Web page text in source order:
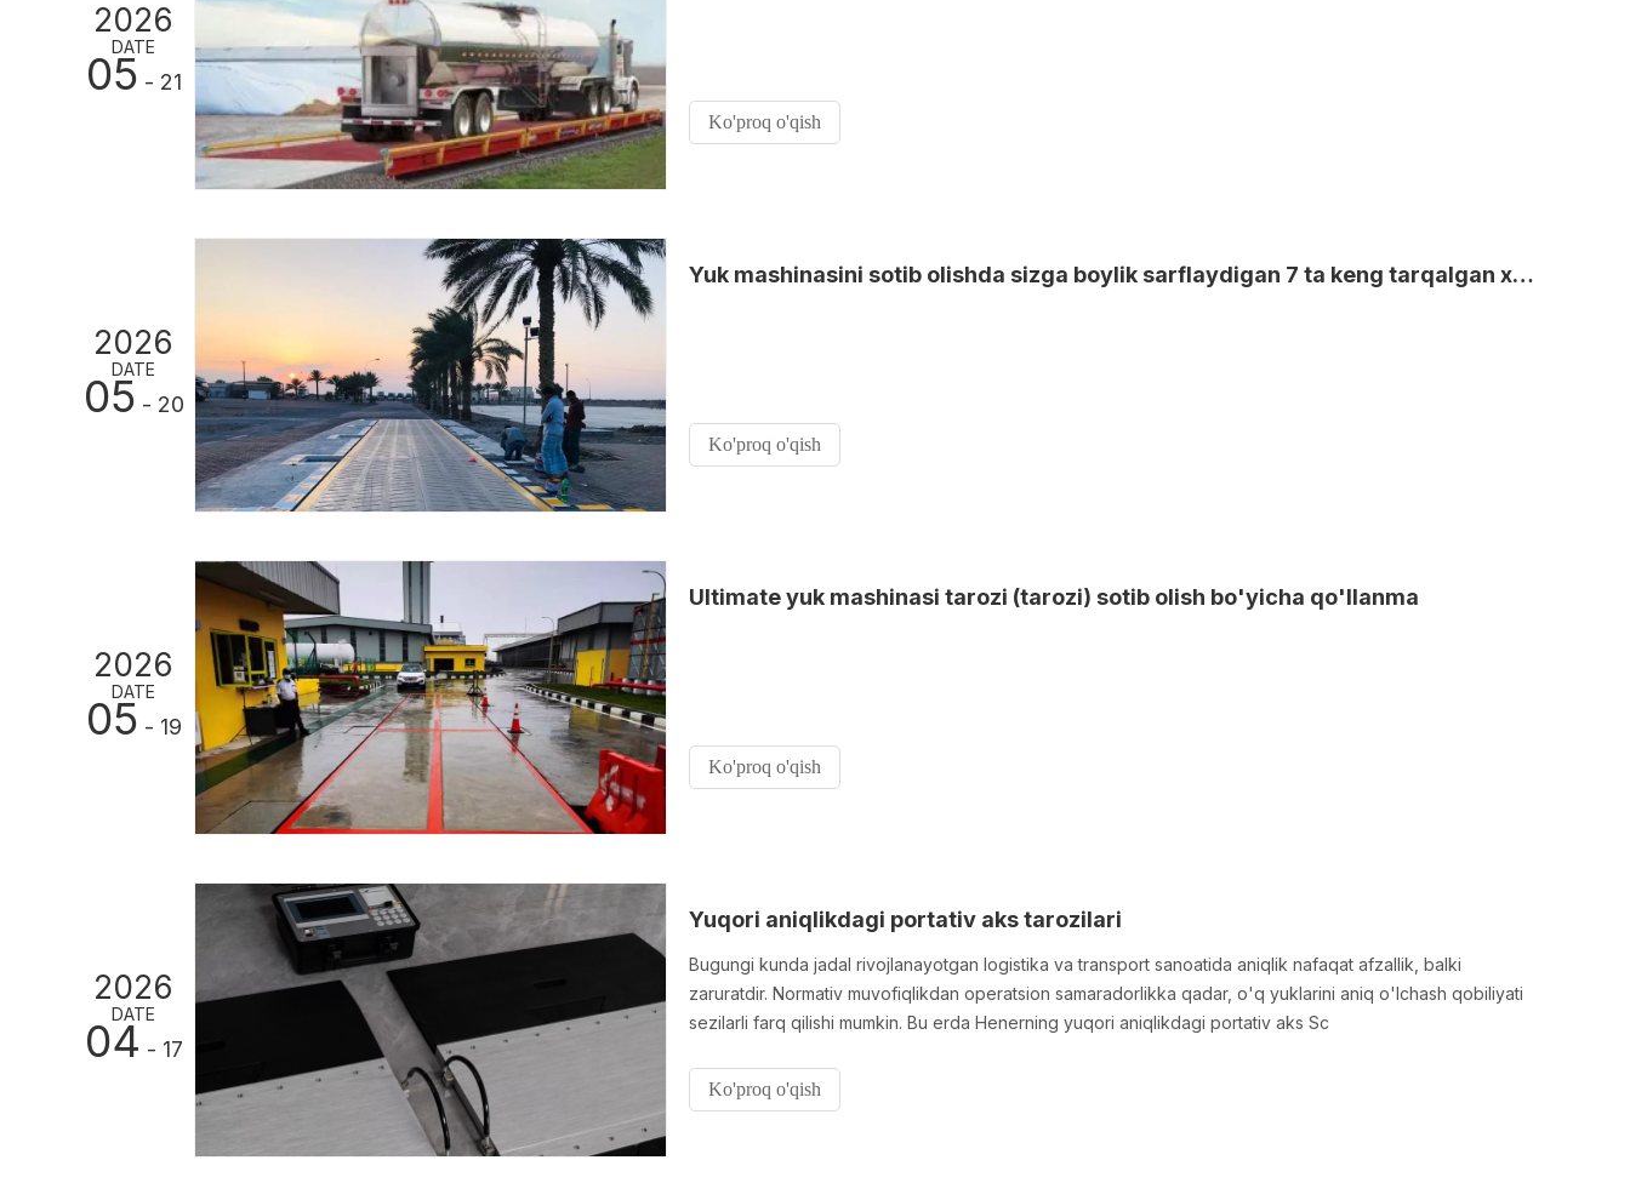
2026
DATE
05 - 21
Ko'proq o'qish
2026
DATE
05 - 20
Yuk mashinasini sotib olishda sizga boylik sarflaydigan 7 ta keng tarqalgan xato
Ko'proq o'qish
2026
DATE
05 - 19
Ultimate yuk mashinasi tarozi (tarozi) sotib olish bo'yicha qo'llanma
Ko'proq o'qish
2026
DATE
04 - 17
Yuqori aniqlikdagi portativ aks tarozilari
Bugungi kunda jadal rivojlanayotgan logistika va transport sanoatida aniqlik nafaqat afzallik, balki
zaruratdir. Normativ muvofiqlikdan operatsion samaradorlikka qadar, o'q yuklarini aniq o'lchash qobiliyati
sezilarli farq qilishi mumkin. Bu erda Henerning yuqori aniqlikdagi portativ aks Sc
Ko'proq o'qish